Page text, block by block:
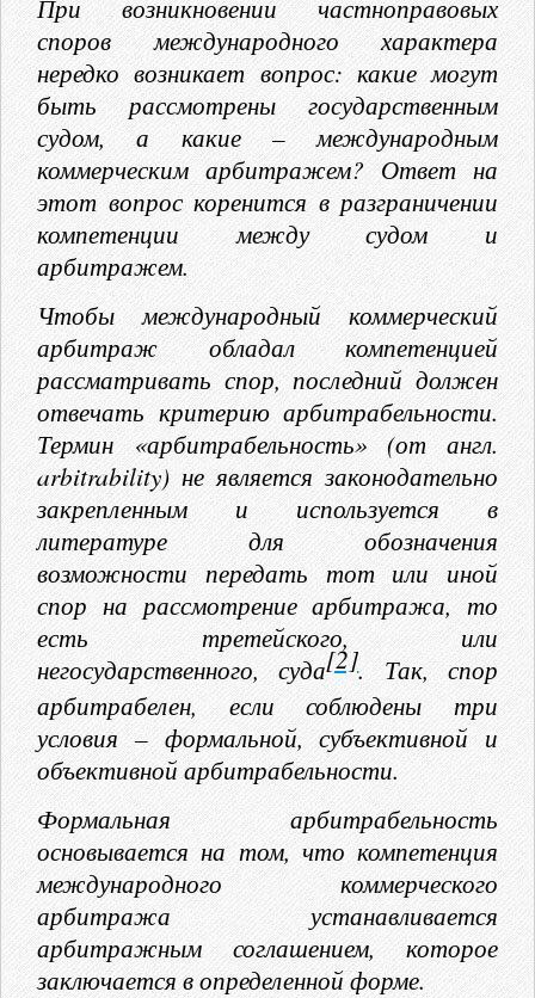
При возникновении частноправовых
споров международного характера
нередко возникает вопрос: какие могут
быть рассмотрены государственным
судом, а какие – международным
коммерческим арбитражем? Ответ на
этот вопрос коренится в разграничении
компетенции между судом и
арбитражем.
Чтобы международный коммерческий
арбитраж обладал компетенцией
рассматривать спор, последний должен
отвечать критерию арбитрабельности.
Термин «арбитрабельность» (от англ.
arbitrability) не является законодательно
закрепленным и используется в
литературе для обозначения
возможности передать тот или иной
спор на рассмотрение арбитража, то
есть третейского, или
негосударственного, суда[2]. Так, спор
арбитрабелен, если соблюдены три
условия – формальной, субъективной и
объективной арбитрабельности.
Формальная арбитрабельность
основывается на том, что компетенция
международного коммерческого
арбитража устанавливается
арбитражным соглашением, которое
заключается в определенной форме.